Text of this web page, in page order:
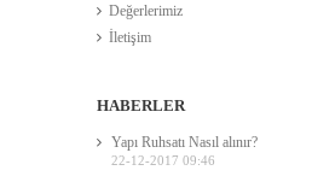
Değerlerimiz
İletişim
HABERLER
Yapı Ruhsatı Nasıl alınır?
22-12-2017 09:46